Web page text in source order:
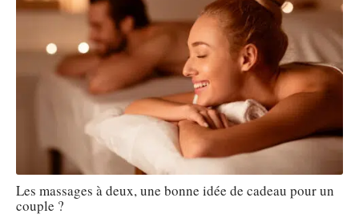
Les massages à deux, une bonne idée de cadeau pour un
couple ?